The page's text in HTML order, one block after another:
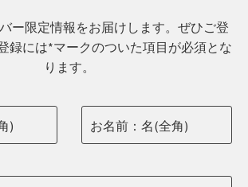
ー限定情報をお届けします。ぜひご登
録には*マークのついた項目が必須とな
ります。
) お名前：名(全角)